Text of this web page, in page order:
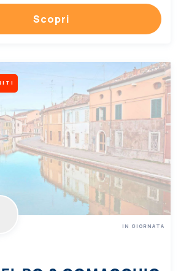
Scopri
IN GIORNATA